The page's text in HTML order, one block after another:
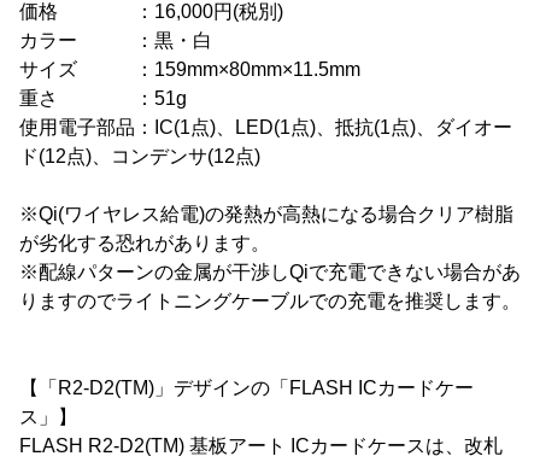
価格 ：16,000円(税別)
カラー ：黒・白
サイズ ：159mm×80mm×11.5mm
重さ ：51g
使用電子部品：IC(1点)、LED(1点)、抵抗(1点)、ダイオー
ド(12点)、コンデンサ(12点)
※Qi(ワイヤレス給電)の発熱が高熱になる場合クリア樹脂
が劣化する恐れがあります。
※配線パターンの金属が干渉しQiで充電できない場合があ
りますのでライトニングケーブルでの充電を推奨します。
【「R2-D2(TM)」デザインの「FLASH ICカードケー
ス」】
FLASH R2-D2(TM) 基板アート ICカードケースは、改札